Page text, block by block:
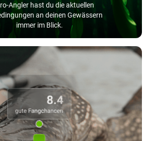
Angler hast du die aktuellen
an deinen Gewässern
immer im Blick.